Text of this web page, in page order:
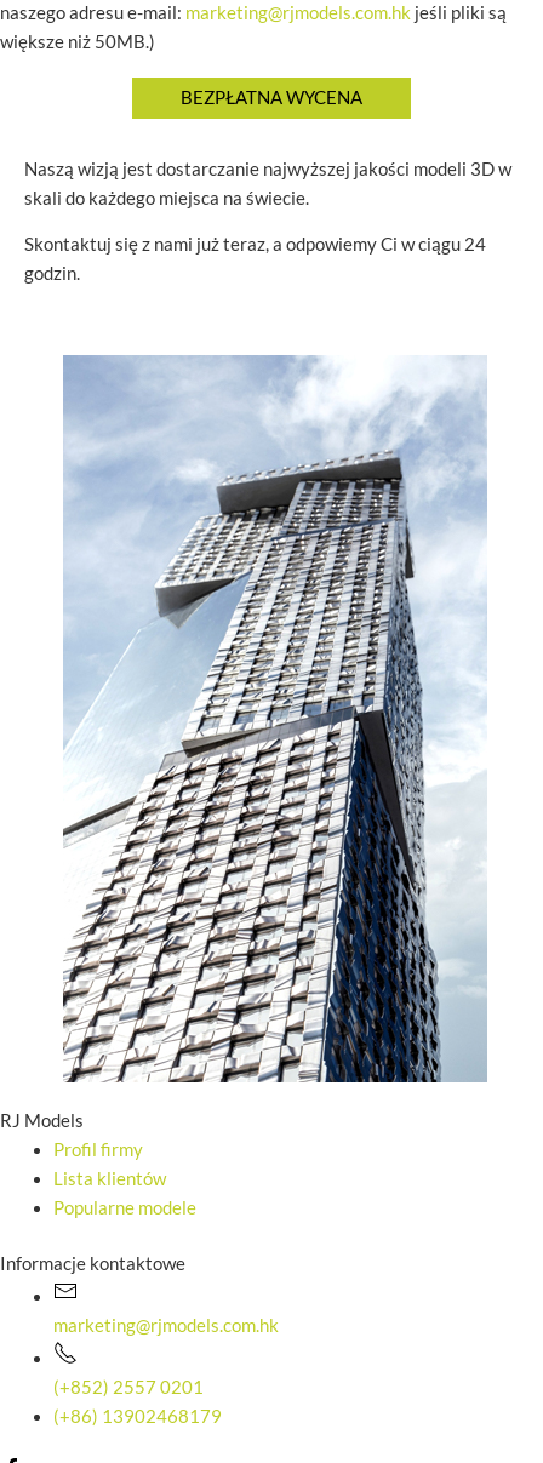
naszego adresu e-mail: marketing@rjmodels.com.hk jeśli pliki są
większe niż 50MB.)
Naszą wizją jest dostarczanie najwyższej jakości modeli 3D w
skali do każdego miejsca na świecie.
Skontaktuj się z nami już teraz, a odpowiemy Ci w ciągu 24
godzin.
RJ Models
Profil firmy
Lista klientów
Popularne modele
Informacje kontaktowe
marketing@rjmodels.com.hk
(+852) 2557 0201
(+86) 13902468179